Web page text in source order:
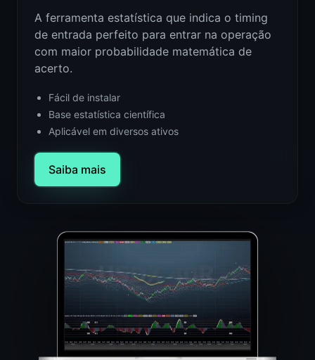
A ferramenta estatística que indica o timing
de entrada perfeito para entrar na operação
com maior probabilidade matemática de
acerto.
Fácil de instalar
Base estatística científica
Aplicável em diversos ativos
Saiba mais